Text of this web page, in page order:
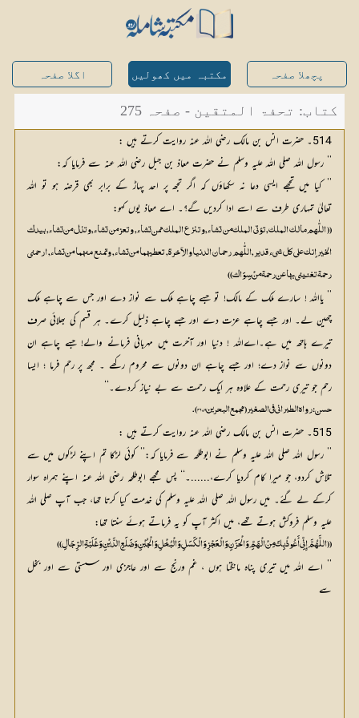
پچھلا صفحہ مکتبہ میں کھولیں اگلا صفحہ
کتاب: تحفۃ المتقین - صفحہ 275
514۔ حضرت انس بن مالک رضی اللہ عنہ روایت کرتے ہیں :
’’ رسول اللہ صلی اللہ علیہ وسلم نے حضرت معاذ بن جبل رضی اللہ عنہ سے فرمایا کہ:
’’ کیا میں تجھے ایسی دعا نہ سکھاؤں کہ اگر تجھ پر احد پہاڑ کے برابر بھی قرضہ ہو تو اللہ
تعالیٰ تمہاری طرف سے اسے ادا کردیں گے؟۔ اے معاذ یوں کہو:
(( اللّٰهم مالك الملك, تؤتي الملك من تشاء, وتنزع الملك ممن تشاء, وتعز من تشاء, وتذل من تشاء, بيدك
الخير إنك على كل شيء قدير, اللّٰهم رحمان الدنيا والآخرة, تعطيهما من تشاء, وتمنع منهما من تشاء, ارحمني
رحمة تغنيني بها عن رحمة منْ سِوَاك ))
’’ یااللہ ! سارے ملک کے مالک! تو جسے چاہے ملک سے نواز دے اور جس سے چاہے ملک
چھین لے۔ اور جسے چاہے عزت دے اور جسے چاہے ذلیل کرے۔ ہر قسم کی بھلائی صرف
تیرے ہاتھ میں ہے۔اےاللہ ! دنیا اور آخرت میں مہربانی فرمانے والے! جسے چاہے ان
دونوں سے نواز دے؛ اور جسے چاہے ان دونوں سے محروم رکھے ۔ مجھ پر رحم فرما ؛ ایسا
رحم جو تیری رحمت کے علاوہ ہر ایک رحمت سے بے نیاز کردے۔‘‘
حسن: رواه الطبراني في الصغير (مجمع البحرين 4679).
515۔ حضرت انس بن مالک رضی اللہ عنہ روایت کرتے ہیں :
’’ رسول اللہ صلی اللہ علیہ وسلم نے ابوطلحہ سے فرمایا کہ:’’ کوئی لڑکا تم اپنے لڑکوں میں سے
تلاش کردو، جو میرا کام کردیا کرے،......۔‘‘ پس مجھے ابوطلحہ رضی اللہ عنہ اپنے ہمراہ سوار
کرکے لے گئے۔ میں رسول اللہ صلی اللہ علیہ وسلم کی خدمت کیا کرتا تھا، جب آپ صلی اللہ
علیہ وسلم فروکش ہوتے تھے، میں اکثر آپ کو یہ فرماتے ہوئے سنتا تھا:
(( اللَّهُمَّ إِنِّي أَعُوذُ بِکَ مِنْ الْهَمِّ وَالْحَزَنِ وَالْعَجْزِ وَالْکَسَلِ وَالْبُخْلِ وَالْجُبْنِ وَضَلَعِ الدَّيْنِ وَغَلَبَةِ الرِّجَالِ ))
’’ اے اللہ میں تیری پناہ مانگتا ہوں ، غم ورنج سے اور عاجزی اور سستی سے اور بخل
سے